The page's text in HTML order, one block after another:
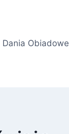
Dania Obiadowe